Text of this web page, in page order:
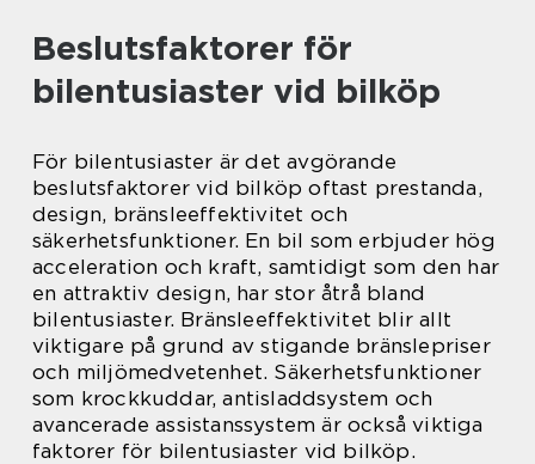
Beslutsfaktorer för
bilentusiaster vid bilköp
För bilentusiaster är det avgörande
beslutsfaktorer vid bilköp oftast prestanda,
design, bränsleeffektivitet och
säkerhetsfunktioner. En bil som erbjuder hög
acceleration och kraft, samtidigt som den har
en attraktiv design, har stor åtrå bland
bilentusiaster. Bränsleeffektivitet blir allt
viktigare på grund av stigande bränslepriser
och miljömedvetenhet. Säkerhetsfunktioner
som krockkuddar, antisladdsystem och
avancerade assistanssystem är också viktiga
faktorer för bilentusiaster vid bilköp.